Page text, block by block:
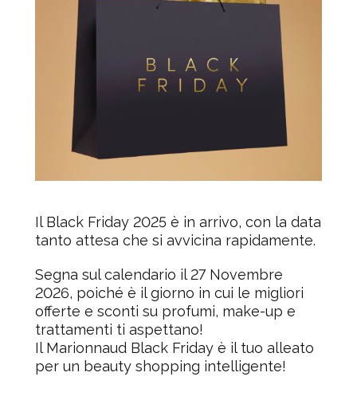
Il Black Friday 2025 è in arrivo, con la data
tanto attesa che si avvicina rapidamente.
Segna sul calendario il 27 Novembre
2026, poiché è il giorno in cui le migliori
offerte e sconti su profumi, make-up e
trattamenti ti aspettano!
Il Marionnaud Black Friday è il tuo alleato
per un beauty shopping intelligente!